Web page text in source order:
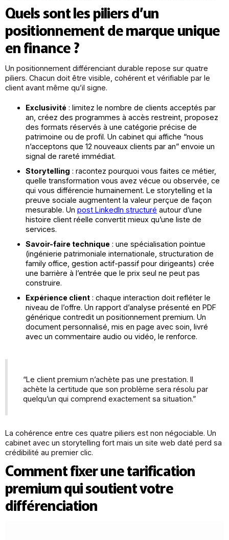
Quels sont les piliers d’un
positionnement de marque unique
en finance ?
Un positionnement différenciant durable repose sur quatre
piliers. Chacun doit être visible, cohérent et vérifiable par le
client avant même qu’il signe.
Exclusivité : limitez le nombre de clients acceptés par
an, créez des programmes à accès restreint, proposez
des formats réservés à une catégorie précise de
patrimoine ou de profil. Un cabinet qui affiche “nous
n’acceptons que 12 nouveaux clients par an” envoie un
signal de rareté immédiat.
Storytelling : racontez pourquoi vous faites ce métier,
quelle transformation vous avez vécue ou observée, ce
qui vous différencie humainement. Le storytelling et la
preuve sociale augmentent la valeur perçue de façon
mesurable. Un post LinkedIn structuré autour d’une
histoire client réelle convertit mieux qu’une liste de
services.
Savoir-faire technique : une spécialisation pointue
(ingénierie patrimoniale internationale, structuration de
family office, gestion actif-passif pour dirigeants) crée
une barrière à l’entrée que le prix seul ne peut pas
construire.
Expérience client : chaque interaction doit refléter le
niveau de l’offre. Un rapport d’analyse présenté en PDF
générique contredit un positionnement premium. Un
document personnalisé, mis en page avec soin, livré
avec un commentaire audio ou vidéo, le renforce.
“Le client premium n’achète pas une prestation. Il
achète la certitude que son problème sera résolu par
quelqu’un qui comprend exactement sa situation.”
La cohérence entre ces quatre piliers est non négociable. Un
cabinet avec un storytelling fort mais un site web daté perd sa
crédibilité au premier clic.
Comment fixer une tarification
premium qui soutient votre
différenciation